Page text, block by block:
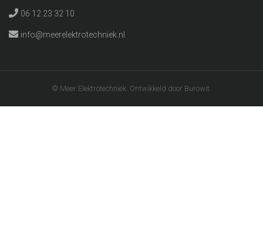
06 12 23 32 10
info@meerelektrotechniek.nl
© Meer Elektrotechniek. Ontwikkeld door Burowit.